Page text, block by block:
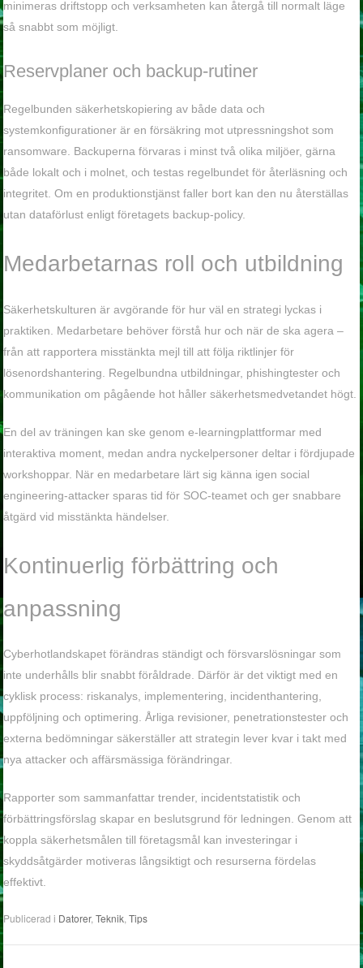
minimeras driftstopp och verksamheten kan återgå till normalt läge
så snabbt som möjligt.
Reservplaner och backup-rutiner
Regelbunden säkerhetskopiering av både data och
systemkonfigurationer är en försäkring mot utpressningshot som
ransomware. Backuperna förvaras i minst två olika miljöer, gärna
både lokalt och i molnet, och testas regelbundet för återläsning och
integritet. Om en produktionstjänst faller bort kan den nu återställas
utan dataförlust enligt företagets backup-policy.
Medarbetarnas roll och utbildning
Säkerhetskulturen är avgörande för hur väl en strategi lyckas i
praktiken. Medarbetare behöver förstå hur och när de ska agera –
från att rapportera misstänkta mejl till att följa riktlinjer för
lösenordshantering. Regelbundna utbildningar, phishingtester och
kommunikation om pågående hot håller säkerhetsmedvetandet högt.
En del av träningen kan ske genom e-learningplattformar med
interaktiva moment, medan andra nyckelpersoner deltar i fördjupade
workshoppar. När en medarbetare lärt sig känna igen social
engineering-attacker sparas tid för SOC-teamet och ger snabbare
åtgärd vid misstänkta händelser.
Kontinuerlig förbättring och
anpassning
Cyberhotlandskapet förändras ständigt och försvarslösningar som
inte underhålls blir snabbt föråldrade. Därför är det viktigt med en
cyklisk process: riskanalys, implementering, incidenthantering,
uppföljning och optimering. Årliga revisioner, penetrationstester och
externa bedömningar säkerställer att strategin lever kvar i takt med
nya attacker och affärsmässiga förändringar.
Rapporter som sammanfattar trender, incidentstatistik och
förbättringsförslag skapar en beslutsgrund för ledningen. Genom att
koppla säkerhetsmålen till företagsmål kan investeringar i
skyddsåtgärder motiveras långsiktigt och resurserna fördelas
effektivt.
Publicerad i Datorer,Teknik,Tips